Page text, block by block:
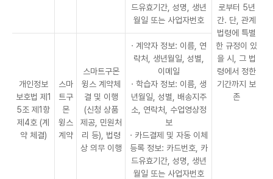
로부터 5년
간. 단, 관계
법령에 특별
한 규정이 있
을 시, 그 법
령에서 정한
기간까지 보
존
드유효기간, 성명, 생년
월일 또는 사업자번호
개인정보
보호법 제1
5조 제1항
제4호 (계
약 체결)
스마
트구
몬
윙스
계약
스마트구몬
윙스 계약체
결 및 이행
(신청 상품
제공, 민원처
리 등), 법령
상 의무 이행
· 계약자 정보: 이름, 연
락처, 생년월일, 성별,
이메일
· 학습자 정보: 이름, 생
년월일, 성별, 배송지주
소, 연락처, 수업영상정
보
· 카드결제 및 자동 이체
등록 정보: 카드번호, 카
드유효기간, 성명, 생년
월일 또는 사업자번호